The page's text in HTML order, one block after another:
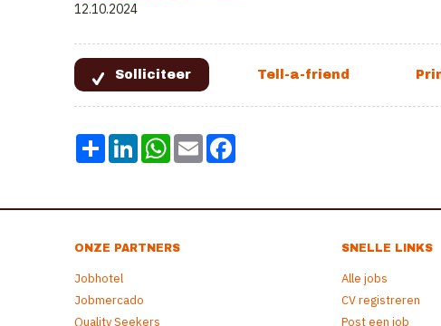
12.10.2024
Share LinkedInWhatsApp
Email
ONZE PARTNERS
Jobhotel
Jobmercado
Quality Seekers
SNELLE LINKS
Alle jobs
CV registreren
Post een job